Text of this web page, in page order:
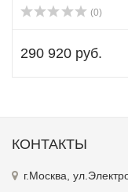
(0)
290 920 руб.
КОНТАКТЫ
г.Москва,